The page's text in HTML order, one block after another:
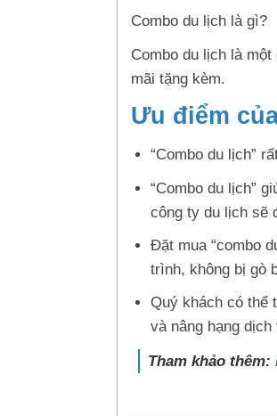
Combo du lịch là gì?
Combo du lịch là
mãi tặng kèm.
Ưu điểm
“Combo du lịch”
“Combo du lịch”
công ty du lịch
Đặt mua “combo
trình, không bị gò
Quý khách có thể
và nâng hạng
Tham khảo thêm: